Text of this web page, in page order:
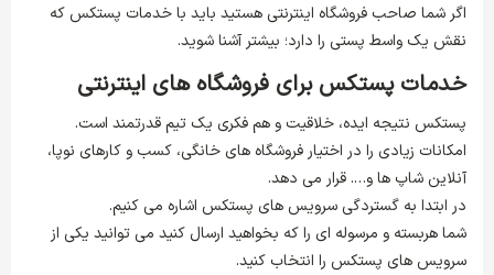
اگر شما صاحب فروشگاه اینترنتی هستید باید با خدمات پستکس که
نقش یک واسط پستی را دارد؛ بیشتر آشنا شوید.
خدمات پستکس برای فروشگاه های اینترنتی
پستکس نتیجه ایده، خلاقیت و هم فکری یک تیم قدرتمند است.
امکانات زیادی را در اختیار فروشگاه های خانگی، کسب و کارهای نوپا،
آنلاین شاپ ها و…. قرار می دهد.
در ابتدا به گستردگی سرویس های پستکس اشاره می کنیم.
شما هربسته و مرسوله ای را که بخواهید ارسال کنید می توانید یکی از
سرویس های پستکس را انتخاب کنید.